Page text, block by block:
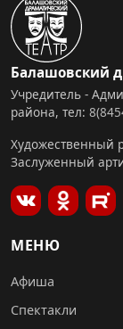
Балашовский
Учредитель -
района, тел:
Художественный
Заслуженный
МЕНЮ
Афиша
Спектакли